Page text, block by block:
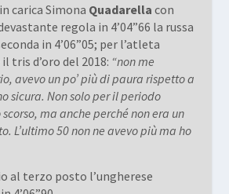
carica Simona Quadarella con
regola in 4’04”66 la russa
in 4’06”05; per l’atleta
tris d’oro del 2018: “non me
avevo un po’ più di paura rispetto a
sicura. Non solo per il periodo
ma anche perché non era un
L’ultimo 50 non ne avevo più ma ho
al terzo posto l’ungherese